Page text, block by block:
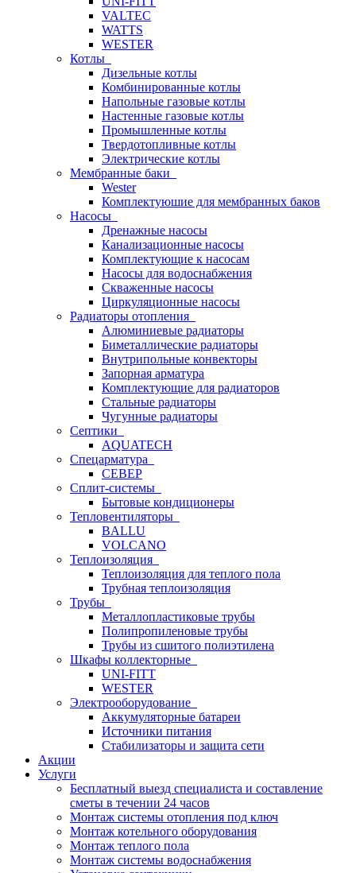
VALTEC
WATTS
WESTER
Котлы
Дизельные котлы
Комбинированные котлы
Напольные газовые котлы
Настенные газовые котлы
Промышленные котлы
Твердотопливные котлы
Электрические котлы
Мембранные баки
Wester
Комплектуюшие для мембранных баков
Насосы
Дренажные насосы
Канализационные насосы
Комплектующие к насосам
Насосы для водоснабжения
Скваженные насосы
Циркуляционные насосы
Радиаторы отопления
Алюминиевые радиаторы
Биметаллические радиаторы
Внутрипольные конвекторы
Запорная арматура
Комплектующие для радиаторов
Стальные радиаторы
Чугунные радиаторы
Септики
AQUATECH
Спецарматура
СЕВЕР
Сплит-системы
Бытовые кондиционеры
Тепловентиляторы
BALLU
VOLCANO
Теплоизоляция
Теплоизоляция для теплого пола
Трубная теплоизоляция
Трубы
Металлопластиковые трубы
Полипропиленовые трубы
Трубы из сшитого полиэтилена
Шкафы коллекторные
UNI-FITT
WESTER
Электрооборудование
Аккумуляторные батареи
Источники питания
Стабилизаторы и защита сети
Акции
Услуги
Бесплатный выезд специалиста и составление
сметы в течении 24 часов
Монтаж системы отопления под ключ
Монтаж котельного оборудования
Монтаж теплого пола
Монтаж системы водоснабжения